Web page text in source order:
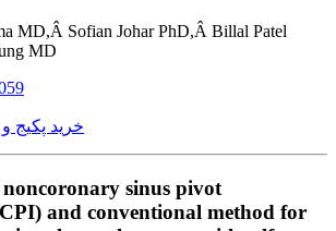
MD,Â Sofian Johar PhD,Â Billal Patel
MD
خرید پکیج
sinus pivot
and conventional method for